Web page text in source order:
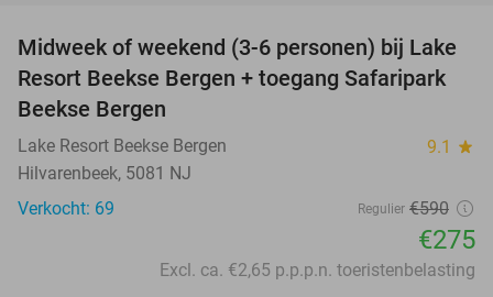
53%
Midweek of weekend (3-6 personen) bij Lake
Resort Beekse Bergen + toegang Safaripark
Beekse Bergen
Lake Resort Beekse Bergen 9.1 star
Hilvarenbeek, 5081 NJ
Verkocht: 69
Regulier €590
€275
Excl. ca. €2,65 p.p.p.n. toeristenbelasting